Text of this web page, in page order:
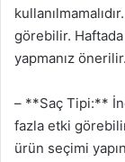
görebilir.
yapmanız önerilir.
– **Saç Tipi:**
fazla etki
ürün seçimi